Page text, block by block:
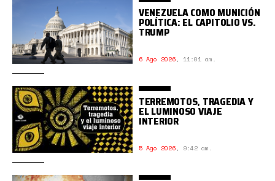
VENEZUELA COMO MUNICIÓN
POLÍTICA: EL CAPITOLIO VS.
TRUMP
6 Ago 2026, 11:01 am.
TERREMOTOS, TRAGEDIA Y
EL LUMINOSO VIAJE
INTERIOR
5 Ago 2026, 9:42 am.